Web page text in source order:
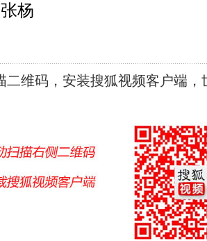
杨
维码，安装搜狐视频客户端，